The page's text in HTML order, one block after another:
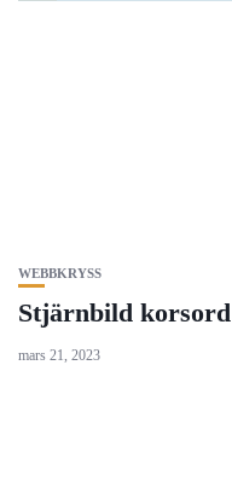
WEBBKRYSS
Stjärnbild korsord
mars 21, 2023